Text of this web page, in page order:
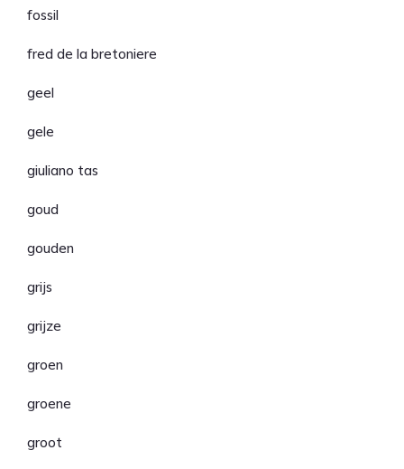
fossil
fred de la bretoniere
geel
gele
giuliano tas
goud
gouden
grijs
grijze
groen
groene
groot